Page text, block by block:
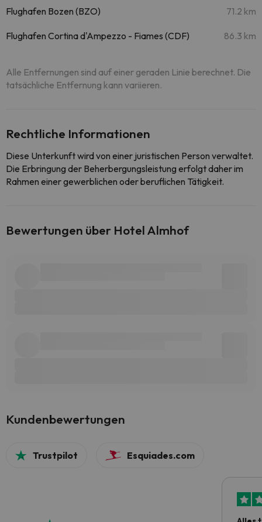
Flughafen Bozen (BZO) 71.2 km
Flughafen Cortina d'Ampezzo - Fiames (CDF) 86.3 km
Alle Entfernungen sind auf einer geraden Linie berechnet. Die
tatsächliche Entfernung kann variieren.
Rechtliche Informationen
Diese Unterkunft wird von einer juristischen Person verwaltet.
Die Erbringung der Beherbergungsleistung erfolgt daher im
Rahmen einer gewerblichen oder beruflichen Tätigkeit.
Bewertungen über Hotel Almhof
Kundenbewertungen
Trustpilot Esquiades.com